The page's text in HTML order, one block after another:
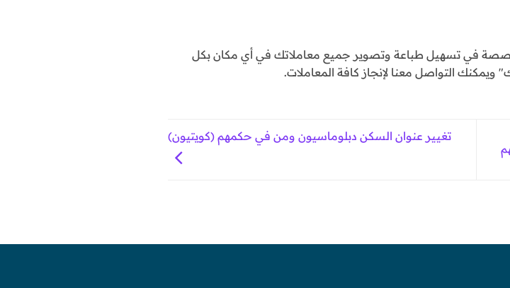
في تسهيل طباعة وتصوير جميع معاملاتك في أي مكان بكل
التواصل معنا لإنجاز كافة المعاملات.
تغيير عنوان السكن دبلوماسيون ومن في حكمهم (كويتيون)